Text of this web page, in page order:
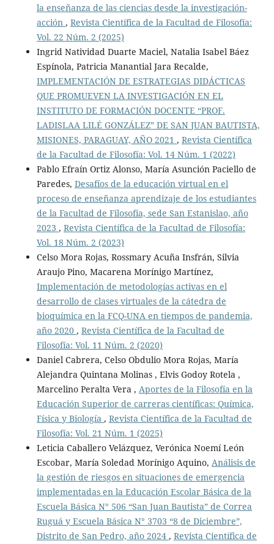
la enseñanza de las ciencias desde la investigación-
acción , Revista Científica de la Facultad de Filosofía:
Vol. 22 Núm. 2 (2025)
Ingrid Natividad Duarte Maciel, Natalia Isabel Báez
Espínola, Patricia Manantial Jara Recalde,
IMPLEMENTACIÓN DE ESTRATEGIAS DIDÁCTICAS
QUE PROMUEVEN LA INVESTIGACIÓN EN EL
INSTITUTO DE FORMACIÓN DOCENTE “PROF.
LADISLAA LILÉ GONZÁLEZ” DE SAN JUAN BAUTISTA,
MISIONES, PARAGUAY, AÑO 2021 , Revista Científica
de la Facultad de Filosofía: Vol. 14 Núm. 1 (2022)
Pablo Efraín Ortiz Alonso, María Asunción Paciello de
Paredes, Desafíos de la educación virtual en el
proceso de enseñanza aprendizaje de los estudiantes
de la Facultad de Filosofía, sede San Estanislao, año
2023 , Revista Científica de la Facultad de Filosofía:
Vol. 18 Núm. 2 (2023)
Celso Mora Rojas, Rossmary Acuña Insfrán, Silvia
Araujo Pino, Macarena Morínigo Martínez,
Implementación de metodologías activas en el
desarrollo de clases virtuales de la cátedra de
bioquímica en la FCQ-UNA en tiempos de pandemia,
año 2020 , Revista Científica de la Facultad de
Filosofía: Vol. 11 Núm. 2 (2020)
Daniel Cabrera, Celso Obdulio Mora Rojas, María
Alejandra Quintana Molinas , Elvis Godoy Rotela ,
Marcelino Peralta Vera , Aportes de la Filosofía en la
Educación Superior de carreras científicas: Química,
Física y Biología , Revista Científica de la Facultad de
Filosofía: Vol. 21 Núm. 1 (2025)
Leticia Caballero Velázquez, Verónica Noemí León
Escobar, María Soledad Morínigo Aquino, Análisis de
la gestión de riesgos en situaciones de emergencia
implementadas en la Educación Escolar Básica de la
Escuela Básica N° 506 “San Juan Bautista” de Correa
Ruguá y Escuela Básica N° 3703 “8 de Diciembre”,
Distrito de San Pedro, año 2024 , Revista Científica de